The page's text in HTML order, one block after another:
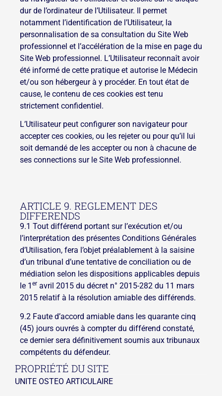
dur de l’ordinateur de l’Utilisateur. Il permet
notamment l’identification de l’Utilisateur, la
personnalisation de sa consultation du Site Web
professionnel et l’accélération de la mise en page du
Site Web professionnel. L’Utilisateur reconnaît avoir
été informé de cette pratique et autorise le Médecin
et/ou son hébergeur à y procéder. En tout état de
cause, le contenu de ces cookies est tenu
strictement confidentiel.
L’Utilisateur peut configurer son navigateur pour
accepter ces cookies, ou les rejeter ou pour qu’il lui
soit demandé de les accepter ou non à chacune de
ses connections sur le Site Web professionnel.
ARTICLE 9. REGLEMENT DES
DIFFERENDS
9.1 Tout différend portant sur l’exécution et/ou
l’interprétation des présentes Conditions Générales
d’Utilisation, fera l’objet préalablement à la saisine
d’un tribunal d’une tentative de conciliation ou de
médiation selon les dispositions applicables depuis
le 1 er avril 2015 du décret n° 2015-282 du 11 mars
2015 relatif à la résolution amiable des différends.
9.2 Faute d’accord amiable dans les quarante cinq
(45) jours ouvrés à compter du différend constaté,
ce dernier sera définitivement soumis aux tribunaux
compétents du défendeur.
PROPRIÉTÉ DU SITE
UNITE OSTEO ARTICULAIRE